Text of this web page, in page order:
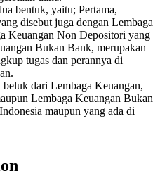
bentuk, yaitu; Pertama,
disebut juga dengan Lembaga
Keuangan Non Depositori yang
Bukan Bank, merupakan
tugas dan perannya di
dari Lembaga Keuangan,
Lembaga Keuangan Bukan
maupun yang ada di